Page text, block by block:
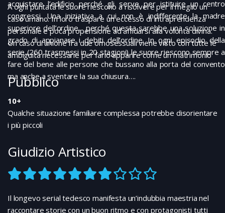
acquistare l’edificio perché gli serve per istituire un centro
congressi. Una iniziativa a cui non è indifferente la madre
superiore dell’ordine, perché questa sarebbe una soluzione in
grado di appianare i debiti dell’ordine. In ogni episodio della
serie (260 trasmessi in 20 stagioni) le suore riescono sempre a
fare del bene alle persone che bussano alla porta del convento
ma anche a sventare la sua chiusura….
A ogni puntata le suore riescono a risolvere per il meglio un
caso umano. In loro traspare un eccesso di intraprendenza
personale e poca propensione ad affidarsi alla volontà divina.
Un caso di unione fra due omosessuali viene visto con tutte le
ambiguità necessarie per farlo apparire come un matrimonio
Pubblico
10+
Qualche situazione familiare complessa potrebbe disorientare
i più piccoli
Giudizio Artistico
Il longevo serial tedesco manifesta un’indubbia maestria nel
raccontare storie con un buon ritmo e con protagonisti tutti